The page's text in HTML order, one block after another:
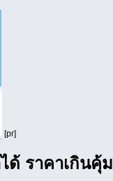
[pr]
ด้ ราคาเกินคุ้ม